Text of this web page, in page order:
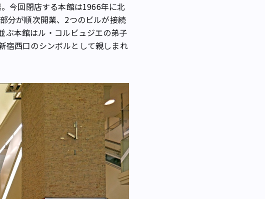
今回閉店する本館は1966年に北
分が順次開業、2つのビルが接続
ぶ本館はル・コルビュジエの弟子
宿西口のシンボルとして親しまれ